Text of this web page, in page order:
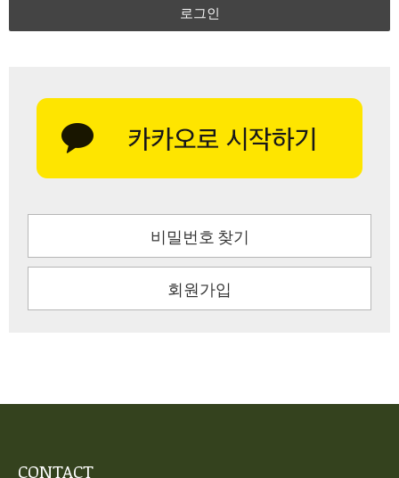
로그인
비밀번호 찾기
회원가입
CONTACT